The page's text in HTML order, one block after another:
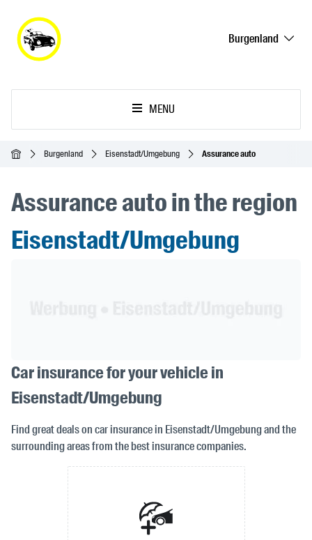
Burgenland
MENU
AccueilBurgenland Eisenstadt/Umgebung Assurance auto
Assurance auto in the region
Eisenstadt/Umgebung
Car insurance for your vehicle in
Eisenstadt/Umgebung
Find great deals on car insurance in Eisenstadt/Umgebung and the
surrounding areas from the best insurance companies.